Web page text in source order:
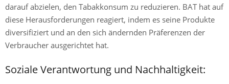
darauf abzielen, den Tabakkonsum zu reduzieren. BAT hat auf
diese Herausforderungen reagiert, indem es seine Produkte
diversifiziert und an den sich ändernden Präferenzen der
Verbraucher ausgerichtet hat.
Soziale Verantwortung und Nachhaltigkeit: